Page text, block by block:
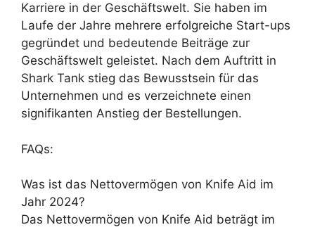
Karriere in der Geschäftswelt. Sie haben im
Laufe der Jahre mehrere erfolgreiche Start-ups
gegründet und bedeutende Beiträge zur
Geschäftswelt geleistet. Nach dem Auftritt in
Shark Tank stieg das Bewusstsein für das
Unternehmen und es verzeichnete einen
signifikanten Anstieg der Bestellungen.
FAQs:
Was ist das Nettovermögen von Knife Aid im
Jahr 2024?
Das Nettovermögen von Knife Aid beträgt im